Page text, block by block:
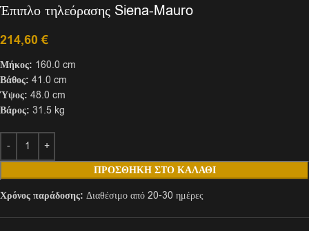
Έπιπλο τηλεόρασης Siena-Mauro
214,60€
Μήκος: 160.0 cm
Βάθος: 41.0 cm
Ύψος: 48.0 cm
Βάρος: 31.5 kg
ΠΡΟΣΘΉΚΗ ΣΤΟ ΚΑΛΆΘΙ
Χρόνος παράδοσης: Διαθέσιμο από 20-30 ημέρες